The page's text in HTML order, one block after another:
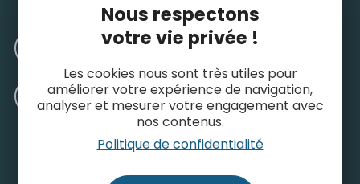
Nous respectons
votre vie privée !
Les cookies nous sont très utiles pour
améliorer votre expérience de navigation,
analyser et mesurer votre engagement avec
nos contenus.
Politique de confidentialité
Médiathèque
Recrutement